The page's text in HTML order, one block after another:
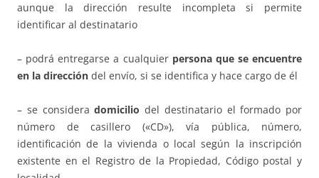
aunque la dirección resulte incompleta si permite
identificar al destinatario
– podrá entregarse a cualquier persona que se encuentre
en la dirección del envío, si se identifica y hace cargo de él
– se consideradomicilio del destinatario el formado por
número de casillero («CD»), vía pública, número,
identificación de la vivienda o local según la inscripción
existente en el Registro de la Propiedad, Código postal y